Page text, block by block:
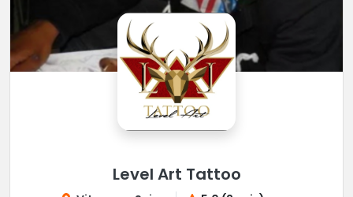
Level Art Tattoo